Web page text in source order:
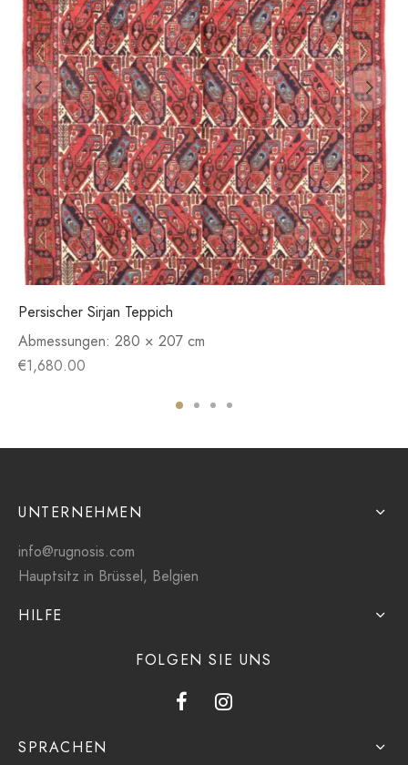
Persischer Sirjan Teppich
Abmessungen: 280 × 207 cm
€1,680.00
UNTERNEHMEN
info@rugnosis.com
Hauptsitz in Brüssel, Belgien
HILFE
FOLGEN SIE UNS
SPRACHEN